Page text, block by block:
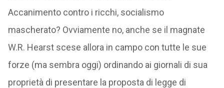
Accanimento contro i ricchi, socialismo
mascherato? Ovviamente no, anche se il magnate
W.R. Hearst scese allora in campo con tutte le sue
forze (ma sembra oggi) ordinando ai giornali di sua
proprietà di presentare la proposta di legge di